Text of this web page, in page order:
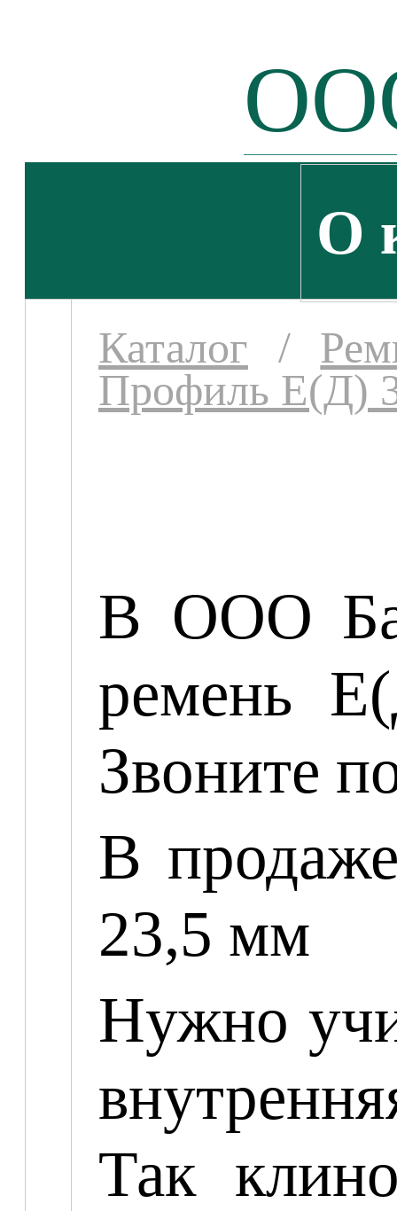
О
Каталог /
Профиль Е(Д)
В ООО
ремень
Звоните
В
23,5 мм
Нужно
Так